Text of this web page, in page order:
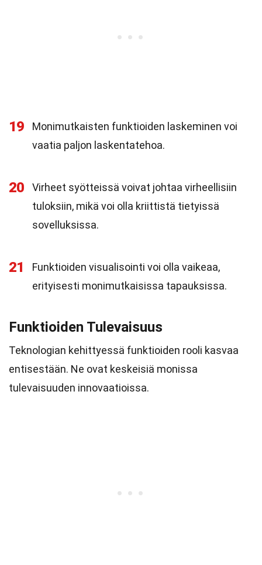
19
Monimutkaisten funktioiden laskeminen voi
vaatia paljon laskentatehoa.
20
Virheet syötteissä voivat johtaa virheellisiin
tuloksiin, mikä voi olla kriittistä tietyissä
sovelluksissa.
21
Funktioiden visualisointi voi olla vaikeaa,
erityisesti monimutkaisissa tapauksissa.
Funktioiden Tulevaisuus
Teknologian kehittyessä funktioiden rooli kasvaa
entisestään. Ne ovat keskeisiä monissa
tulevaisuuden innovaatioissa.